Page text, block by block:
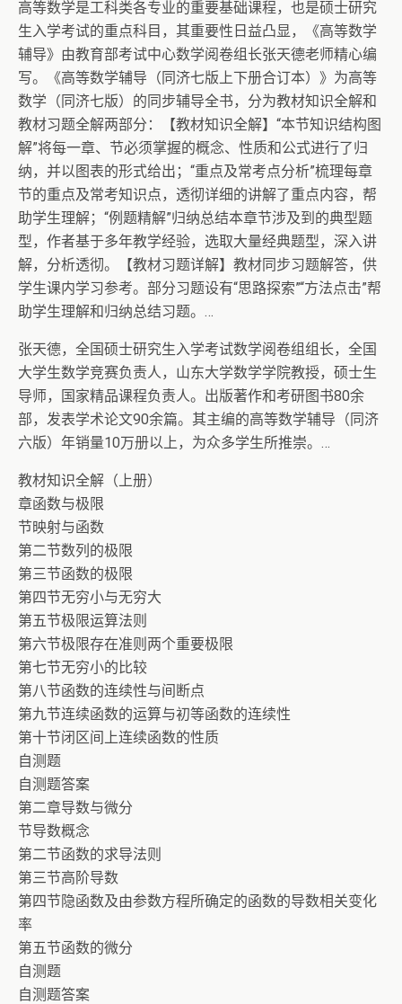
高等数学是工科类各专业的重要基础课程，也是硕士研究
生入学考试的重点科目，其重要性日益凸显，《高等数学
辅导》由教育部考试中心数学阅卷组长张天德老师精心编
写。《高等数学辅导（同济七版上下册合订本）》为高等
数学（同济七版）的同步辅导全书，分为教材知识全解和
教材习题全解两部分：【教材知识全解】“本节知识结构图
解”将每一章、节必须掌握的概念、性质和公式进行了归
纳，并以图表的形式给出；“重点及常考点分析”梳理每章
节的重点及常考知识点，透彻详细的讲解了重点内容，帮
助学生理解；“例题精解”归纳总结本章节涉及到的典型题
型，作者基于多年教学经验，选取大量经典题型，深入讲
解，分析透彻。【教材习题详解】教材同步习题解答，供
学生课内学习参考。部分习题设有“思路探索”“方法点击”帮
助学生理解和归纳总结习题。…
张天德，全国硕士研究生入学考试数学阅卷组组长，全国
大学生数学竞赛负责人，山东大学数学学院教授，硕士生
导师，国家精品课程负责人。出版著作和考研图书80余
部，发表学术论文90余篇。其主编的高等数学辅导（同济
六版）年销量10万册以上，为众多学生所推崇。…
教材知识全解（上册）
章函数与极限
节映射与函数
第二节数列的极限
第三节函数的极限
第四节无穷小与无穷大
第五节极限运算法则
第六节极限存在准则两个重要极限
第七节无穷小的比较
第八节函数的连续性与间断点
第九节连续函数的运算与初等函数的连续性
第十节闭区间上连续函数的性质
自测题
自测题答案
第二章导数与微分
节导数概念
第二节函数的求导法则
第三节高阶导数
第四节隐函数及由参数方程所确定的函数的导数相关变化
率
第五节函数的微分
自测题
自测题答案